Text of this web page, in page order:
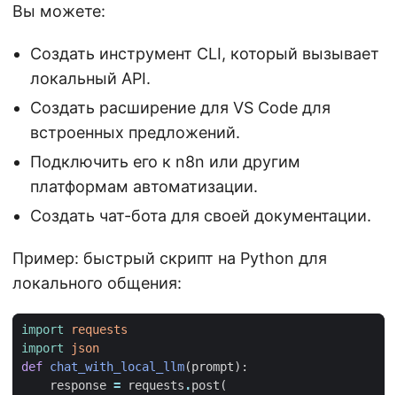
Вы можете:
Создать инструмент CLI, который вызывает
локальный API.
Создать расширение для VS Code для
встроенных предложений.
Подключить его к n8n или другим
платформам автоматизации.
Создать чат-бота для своей документации.
Пример: быстрый скрипт на Python для
локального общения:
import
requests
import
json
def chat_with_local_llm(prompt):
response = requests .post (